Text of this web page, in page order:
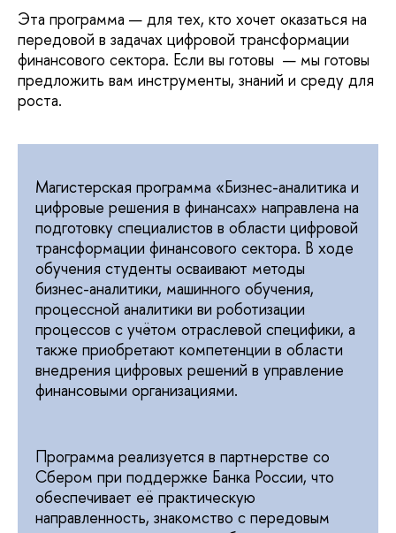
Эта программа — для тех, кто хочет оказаться на
передовой в задачах цифровой трансформации
финансового сектора. Если вы готовы — мы готовы
предложить вам инструменты, знаний и среду для
роста.
Магистерская программа «Бизнес-аналитика и
цифровые решения в финансах» направлена на
подготовку специалистов в области цифровой
трансформации финансового сектора. В ходе
обучения студенты осваивают методы
бизнес-аналитики, машинного обучения,
процессной аналитики ви роботизации
процессов с учётом отраслевой специфики, а
также приобретают компетенции в области
внедрения цифровых решений в управление
финансовыми организациями.
Программа реализуется в партнерстве со
Сбером при поддержке Банка России, что
обеспечивает её практическую
направленность, знакомство с передовым